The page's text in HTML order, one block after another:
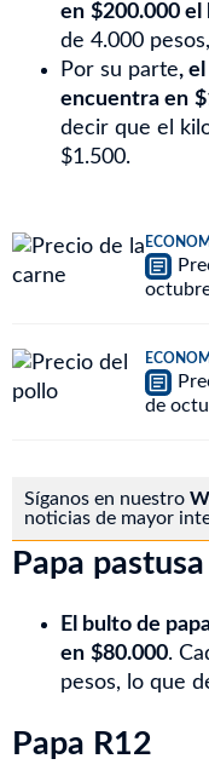
en $200.000 el
de 4.000
Por su parte,
encuentra en
decir que el
$1.500.
de
Síganos en nuestro
noticias de mayor
Papa pastusa
El bulto de
en $80.000.
pesos, lo que
Papa R12